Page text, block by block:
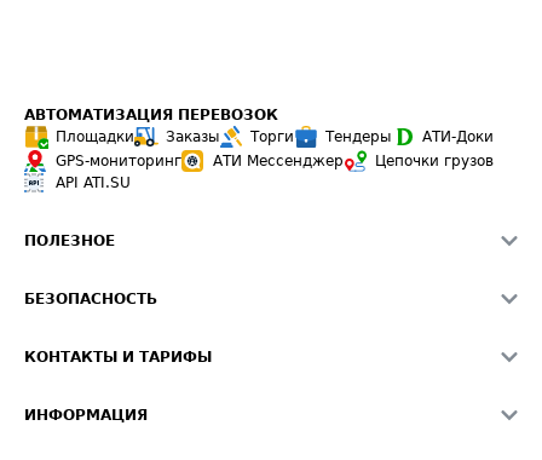
АВТОМАТИЗАЦИЯ ПЕРЕВОЗОК
Площадки
Заказы Торги Тендеры
АТИ-Доки
GPS-мониторинг
АТИ Мессенджер
Цепочки грузов
API ATI.SU
ПОЛЕЗНОЕ
Звезды ATI.SU на вашем сайте
Средние ставки
БЕЗОПАСНОСТЬ
Светофор+
КОНТАКТЫ И ТАРИФЫ
ИНФОРМАЦИЯ